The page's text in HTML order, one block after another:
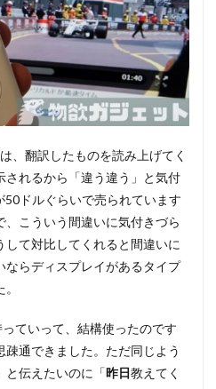
、翻訳したものを読み上げてく
されるから「違う違う」と気付
50ドルぐらいで売られています
こういう間違いに気付きづら
て対比してくれると間違いに
ならディスプレイがあるタイプ
ていって、結構使ったのです
通できました。ただ同じよう
と伝えたいのに「昨日教えてく